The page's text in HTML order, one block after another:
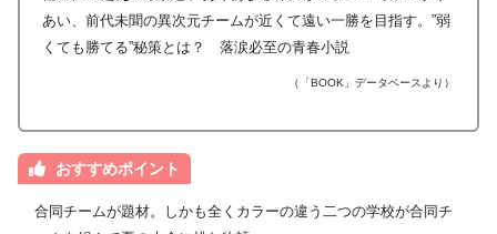
あい、前代未聞の異次元チームが近くて遠い一勝を目指す。”弱
くても勝てる”秘策とは？ 落涙必至の青春小説
（「BOOK」データベースより）
おすすめポイント
合同チームが題材。しかも全くカラーの違う二つの学校が合同チ